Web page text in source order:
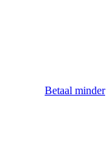
Betaal minder